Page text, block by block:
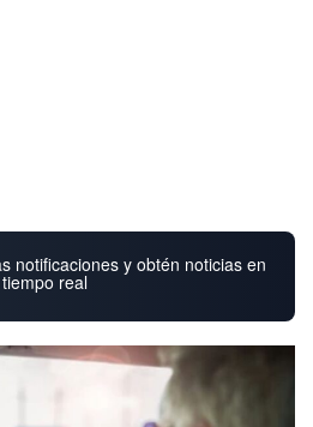
notificaciones y obtén noticias en
tiempo real